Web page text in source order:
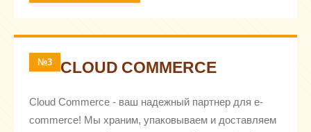
№3 CLOUD COMMERCE
Cloud Commerce - ваш надежный партнер для e-
commerce! Мы храним, упаковываем и доставляем